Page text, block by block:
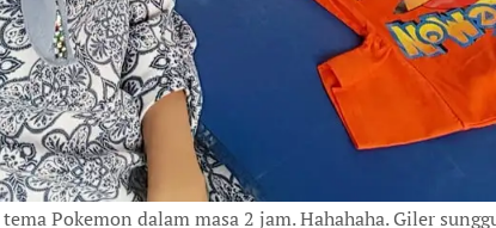
Pokemon dalam masa 2 jam. Hahahaha. Giler